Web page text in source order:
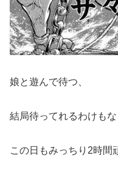
娘と遊んで待つ、
結局待ってれるわけもな
この日もみっちり2時間